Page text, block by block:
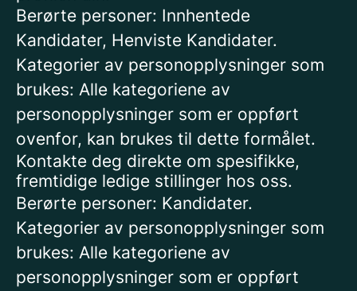
Berørte personer: Innhentede
Kandidater, Henviste Kandidater.
Kategorier av personopplysninger som
brukes: Alle kategoriene av
personopplysninger som er oppført
ovenfor, kan brukes til dette formålet.
Kontakte deg direkte om spesifikke,
fremtidige ledige stillinger hos oss.
Berørte personer: Kandidater.
Kategorier av personopplysninger som
brukes: Alle kategoriene av
personopplysninger som er oppført